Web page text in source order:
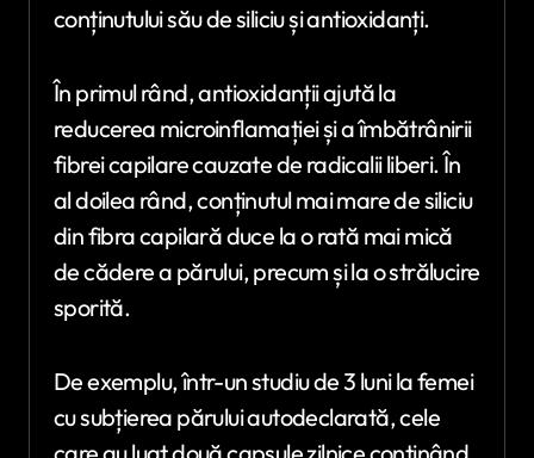
conținutului său de siliciu și antioxidanți.
În primul rând, antioxidanții ajută la
reducerea microinflamației și a îmbătrânirii
fibrei capilare cauzate de radicalii liberi. În
al doilea rând, conținutul mai mare de siliciu
din fibra capilară duce la o rată mai mică
de cădere a părului, precum și la o strălucire
sporită.
De exemplu, într-un studiu de 3 luni la femei
cu subțierea părului autodeclarată, cele